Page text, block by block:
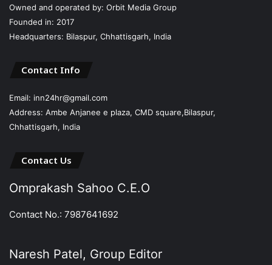
Owned and operated by: Orbit Media Group
Founded in: 2017
Headquarters: Bilaspur, Chhattisgarh, India
Contact Info
Email: inn24hr@gmail.com
Address: Ambe Anjanee e plaza, CMD square,Bilaspur,
Chhattisgarh, India
Contact Us
Omprakash Sahoo C.E.O
Contact No.: 7987641692
Naresh Patel, Group Editor